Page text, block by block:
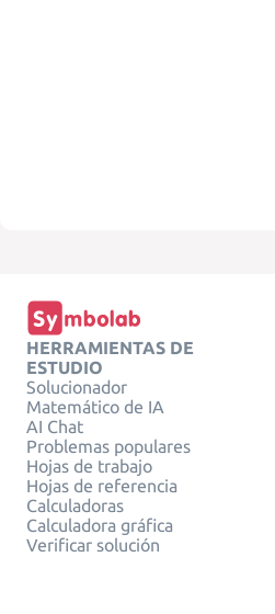
HERRAMIENTAS DE
ESTUDIO
Solucionador
Matemático de IA
AI Chat
Problemas populares
Hojas de trabajo
Hojas de referencia
Calculadoras
Calculadora gráfica
Verificar solución